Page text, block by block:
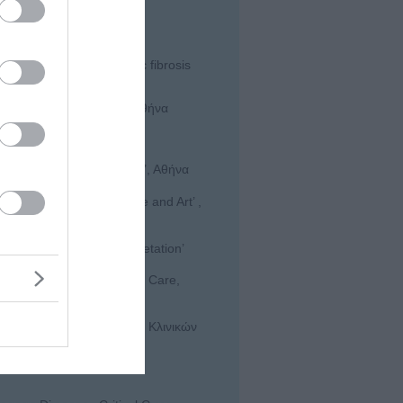
Netherlands.
identified with cystic fibrosis
Καπνίσματος, Αθήνα
Spain
στην Πνευμονολογία’, Αθήνα
Science, Technique and Art’ ,
aspects and interpretation’
Diseases, Critical Care,
Επίλυση Συχνών Κλινικών